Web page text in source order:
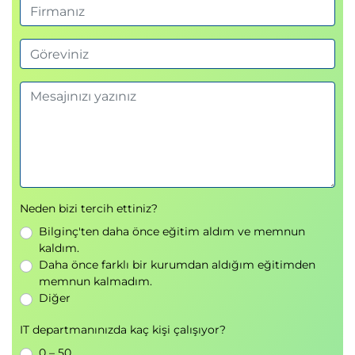
Vergi uyumu (tax compliance)
Modül 5: Genel Muhasebe ve
Banka Yönetimi
Finansal raporlama (Financial Reporting)
Nakit ve banka yönetimi, tahakkuk ve dağıtım
işlemleri
Modül 6: Alacak ve Borç
Yönetimi
Ödeme yapılandırması ve tedarikçi
Neden bizi tercih ettiniz?
Bilginç'ten daha önce eğitim aldım ve memnun
kaldım.
Daha önce farklı bir kurumdan aldığım eğitimden
memnun kalmadım.
Diğer
IT departmanınızda kaç kişi çalışıyor?